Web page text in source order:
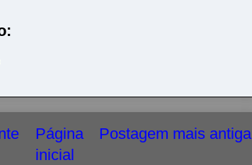
Postagem mais antiga
Página
inicial